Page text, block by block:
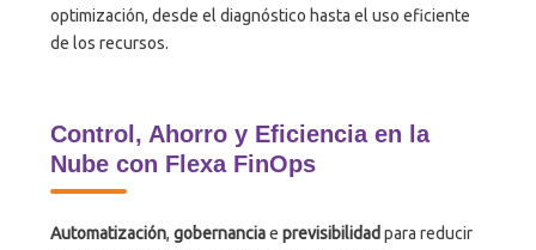
optimización, desde el diagnóstico hasta el uso eficiente
de los recursos.
Control, Ahorro y Eficiencia en la
Nube con Flexa FinOps
Automatización,gobernanciaeprevisibilidad para reducir